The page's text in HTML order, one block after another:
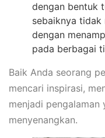
dengan bentuk
sebaiknya tidak
dengan
pada berbagai
Baik Anda seorang
mencari inspirasi,
menjadi pengalaman
menyenangkan.